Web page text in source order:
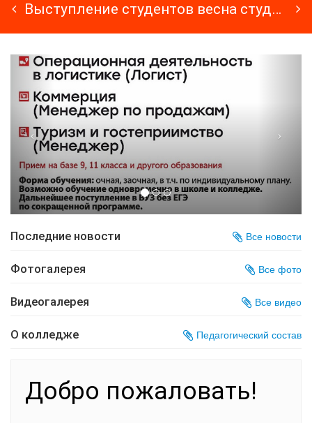
Выступление студентов весна студенческая
Последние новости Все новости
Фотогалерея Все фото
Видеогалерея Все видео
О колледже Педагогический состав
Добро пожаловать!